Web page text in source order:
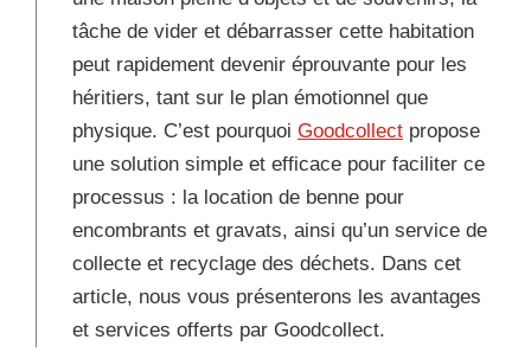
tâche de vider et débarrasser cette habitation
peut rapidement devenir éprouvante pour les
héritiers, tant sur le plan émotionnel que
physique. C’est pourquoi Goodcollect propose
une solution simple et efficace pour faciliter ce
processus : la location de benne pour
encombrants et gravats, ainsi qu’un service de
collecte et recyclage des déchets. Dans cet
article, nous vous présenterons les avantages
et services offerts par Goodcollect.